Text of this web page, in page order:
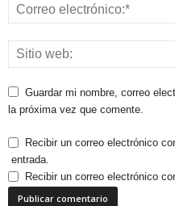
Guardar mi nombre, correo
la próxima vez que comente.
Recibir un correo electrónico
entrada.
Recibir un correo electrónico